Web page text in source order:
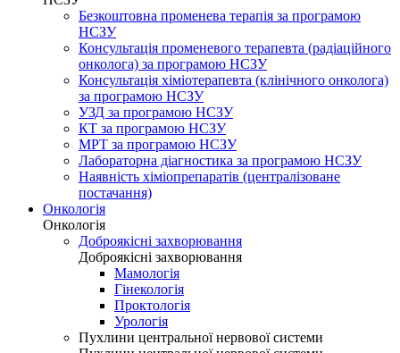
Безкоштовна променева терапія за програмою
НСЗУ
Консультація променевого терапевта (радіаційного
онколога) за програмою НСЗУ
Консультація хіміотерапевта (клінічного онколога)
за програмою НСЗУ
УЗД за програмою НСЗУ
КТ за програмою НСЗУ
МРТ за програмою НСЗУ
Лабораторна діагностика за програмою НСЗУ
Наявність хіміопрепаратів (централізоване
постачання)
Онкологія
Онкологія
Доброякісні захворювання
Доброякісні захворювання
Мамологія
Гінекологія
Проктологія
Урологія
Пухлини центральної нервової системи